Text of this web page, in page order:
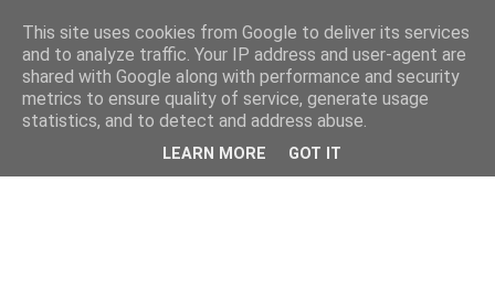
This site uses cookies from Google to deliver its services
and to analyze traffic. Your IP address and user-agent are
shared with Google along with performance and security
metrics to ensure quality of service, generate usage
statistics, and to detect and address abuse.
LEARN MORE GOT IT